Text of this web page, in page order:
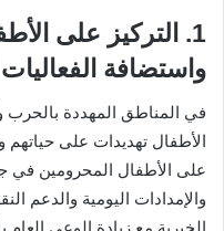
1. التركيز على
واستضافة
في المناطق المهددة بالحرب
على الأطفال المحرومين في
والإمدادات اليومية والدعم